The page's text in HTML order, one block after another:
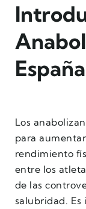
España
Los
para
rendimiento
entre los
de las
salubridad.